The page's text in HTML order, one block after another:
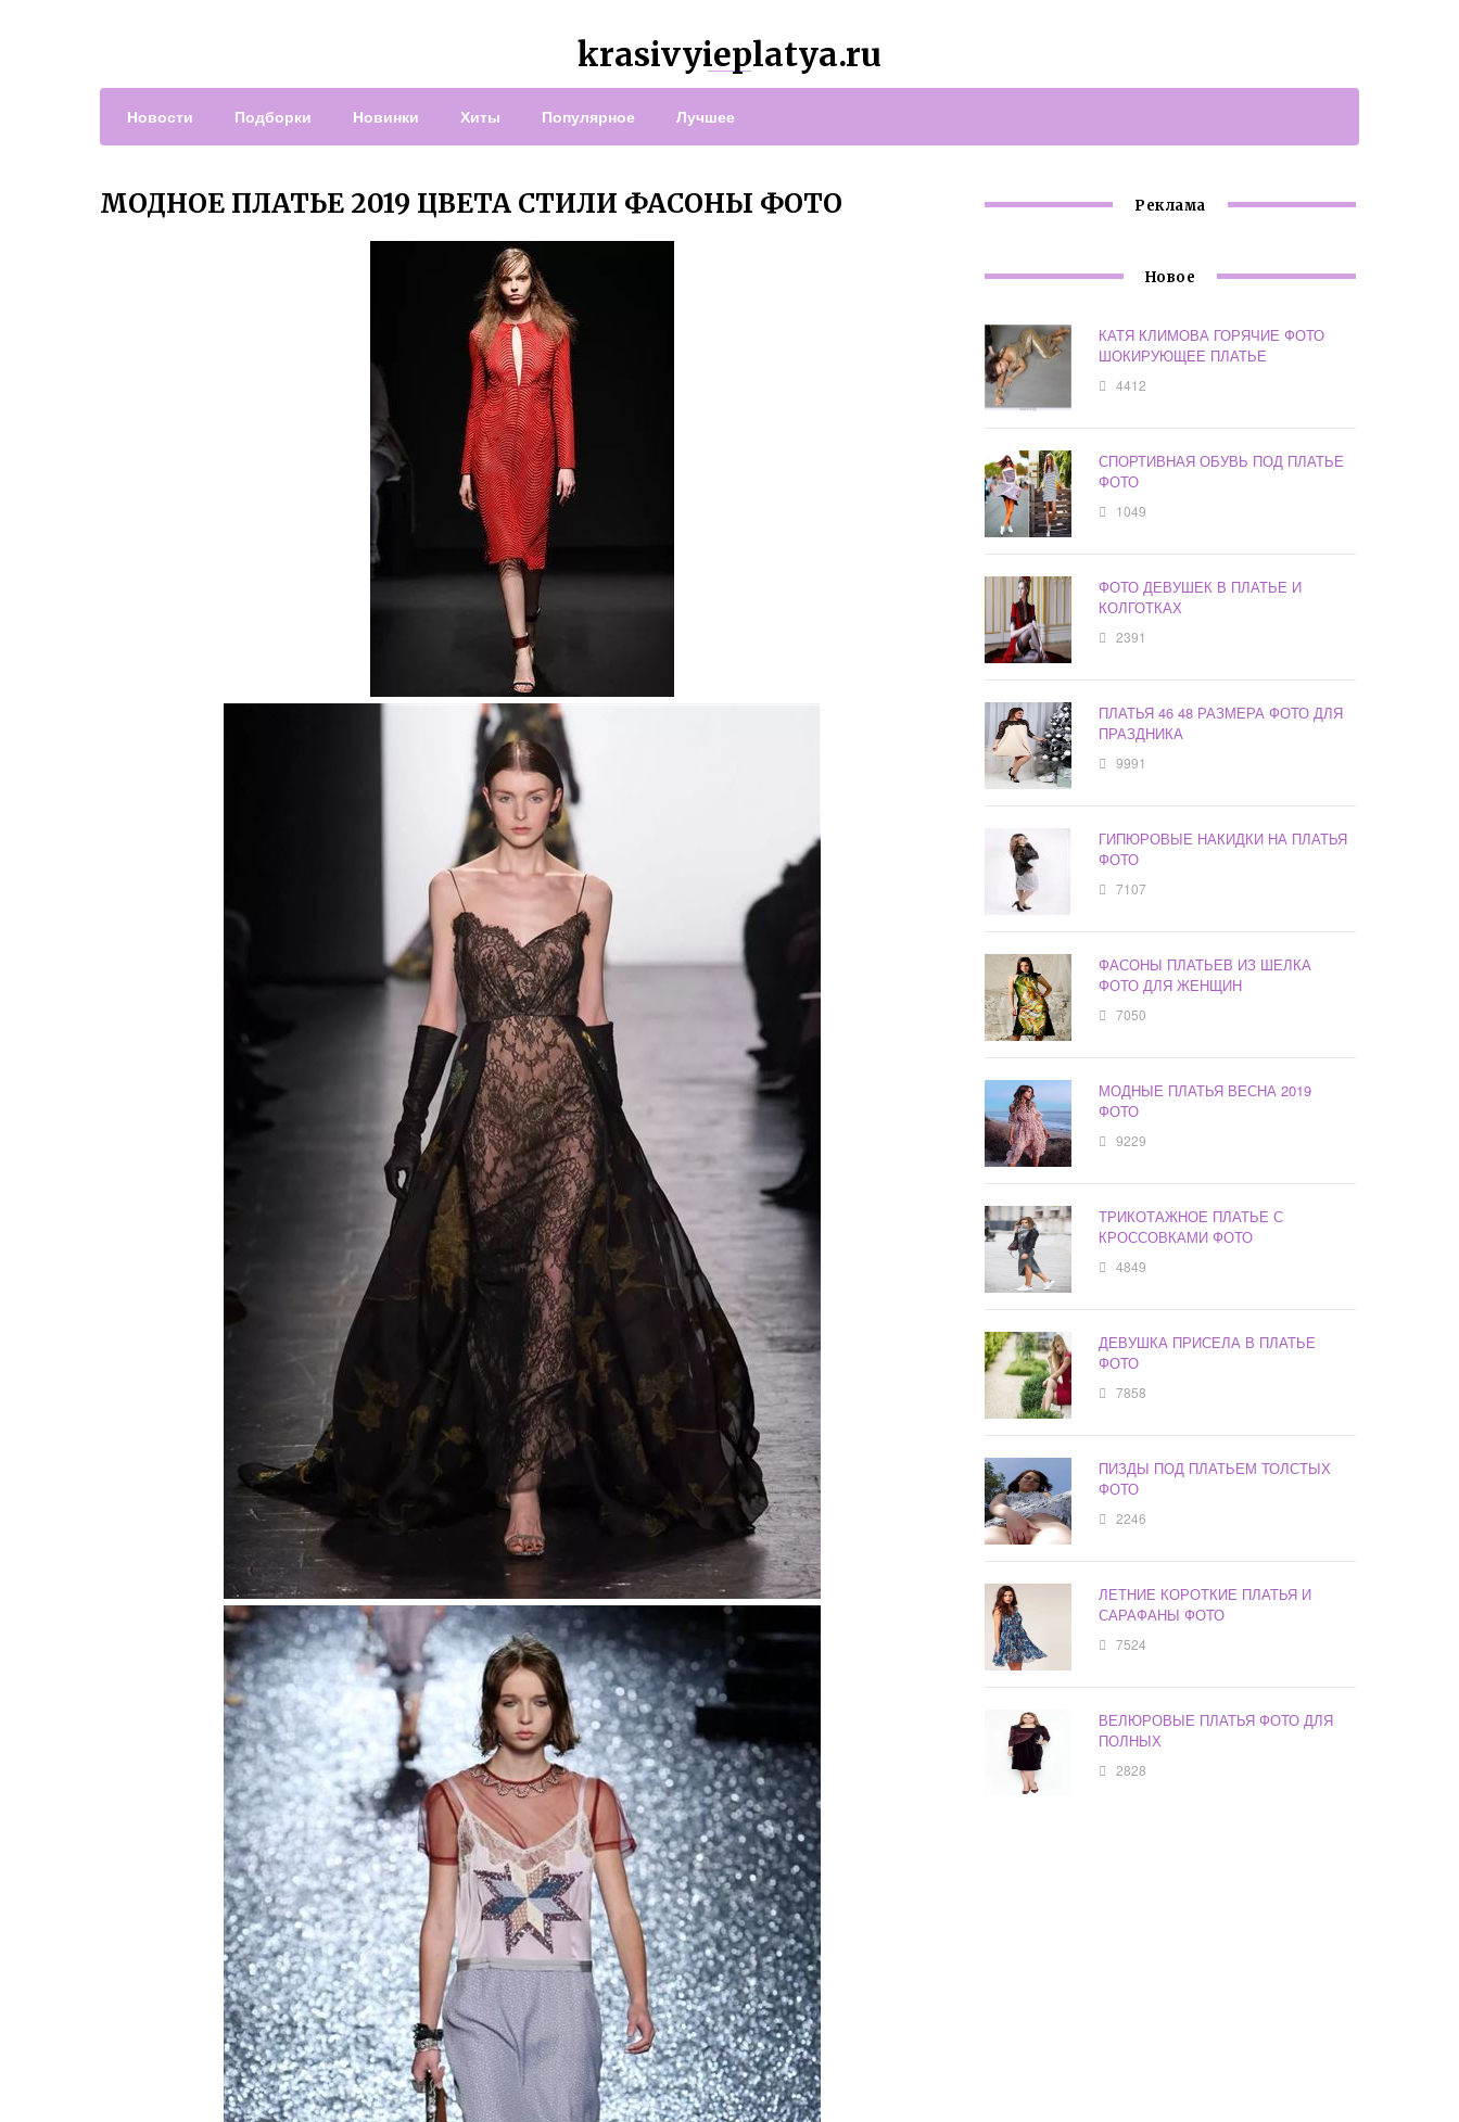
krasivyieplatya.ru
Новости Подборки Новинки Хиты Популярное Лучшее
МОДНОЕ ПЛАТЬЕ 2019 ЦВЕТА СТИЛИ ФАСОНЫ ФОТО Реклама
Новое
КАТЯ КЛИМОВА ГОРЯЧИЕ ФОТО
ШОКИРУЮЩЕЕ ПЛАТЬЕ
4412
СПОРТИВНАЯ ОБУВЬ ПОД ПЛАТЬЕ
ФОТО
1049
ФОТО ДЕВУШЕК В ПЛАТЬЕ И
КОЛГОТКАХ
2391
ПЛАТЬЯ 46 48 РАЗМЕРА ФОТО ДЛЯ
ПРАЗДНИКА
9991
ГИПЮРОВЫЕ НАКИДКИ НА ПЛАТЬЯ
ФОТО
7107
ФАСОНЫ ПЛАТЬЕВ ИЗ ШЕЛКА
ФОТО ДЛЯ ЖЕНЩИН
7050
МОДНЫЕ ПЛАТЬЯ ВЕСНА 2019
ФОТО
9229
ТРИКОТАЖНОЕ ПЛАТЬЕ С
КРОССОВКАМИ ФОТО
4849
ДЕВУШКА ПРИСЕЛА В ПЛАТЬЕ
ФОТО
7858
ПИЗДЫ ПОД ПЛАТЬЕМ ТОЛСТЫХ
ФОТО
2246
ЛЕТНИЕ КОРОТКИЕ ПЛАТЬЯ И
САРАФАНЫ ФОТО
7524
ВЕЛЮРОВЫЕ ПЛАТЬЯ ФОТО ДЛЯ
ПОЛНЫХ
2828